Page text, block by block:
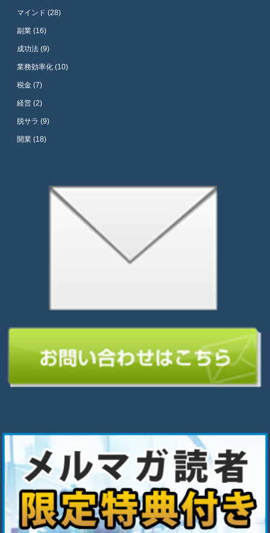
マインド (28)
副業 (16)
成功法 (9)
業務効率化 (10)
税金 (7)
経営 (2)
脱サラ (9)
開業 (18)